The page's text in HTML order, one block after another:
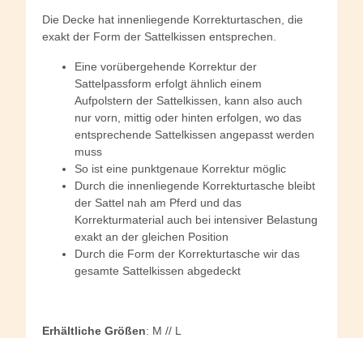
Die Decke hat innenliegende Korrekturtaschen, die
exakt der Form der Sattelkissen entsprechen.
Eine vorübergehende Korrektur der
Sattelpassform erfolgt ähnlich einem
Aufpolstern der Sattelkissen, kann also auch
nur vorn, mittig oder hinten erfolgen, wo das
entsprechende Sattelkissen angepasst werden
muss
So ist eine punktgenaue Korrektur möglic
Durch die innenliegende Korrekturtasche bleibt
der Sattel nah am Pferd und das
Korrekturmaterial auch bei intensiver Belastung
exakt an der gleichen Position
Durch die Form der Korrekturtasche wir das
gesamte Sattelkissen abgedeckt
Erhältliche Größen: M // L